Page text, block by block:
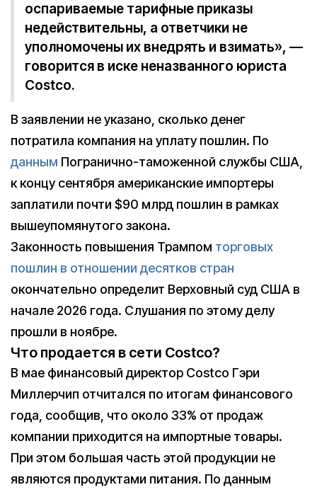
оспариваемые тарифные приказы
недействительны, а ответчики не
уполномочены их внедрять и взимать», —
говорится в иске неназванного юриста
Costco.
В заявлении не указано, сколько денег
потратила компания на уплату пошлин. По
данным Погранично-таможенной службы США,
к концу сентября американские импортеры
заплатили почти $90 млрд пошлин в рамках
вышеупомянутого закона.
Законность повышения Трампом торговых
пошлин в отношении десятков стран
окончательно определит Верховный суд США в
начале 2026 года. Слушания по этому делу
прошли в ноябре.
Что продается в сети Сostco?
В мае финансовый директор Costco Гэри
Миллерчип отчитался по итогам финансового
года, сообщив, что около 33% от продаж
компании приходится на импортные товары.
При этом большая часть этой продукции не
являются продуктами питания. По данным